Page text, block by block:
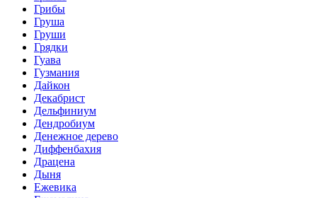
Грибы
Груша
Груши
Грядки
Гуава
Гузмания
Дайкон
Декабрист
Дельфиниум
Дендробиум
Денежное дерево
Диффенбахия
Драцена
Дыня
Ежевика